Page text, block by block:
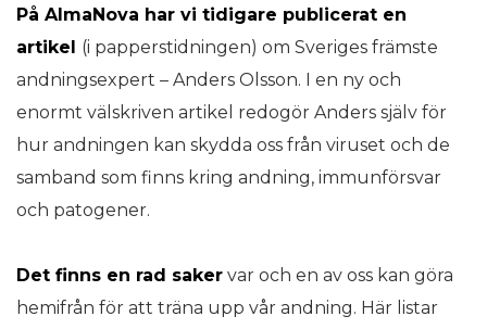
På AlmaNova har vi tidigare publicerat en
artikel (i papperstidningen) om Sveriges främste
andningsexpert – Anders Olsson. I en ny och
enormt välskriven artikel redogör Anders själv för
hur andningen kan skydda oss från viruset och de
samband som finns kring andning, immunförsvar
och patogener.
Det finns en rad saker var och en av oss kan göra
hemifrån för att träna upp vår andning. Här listar